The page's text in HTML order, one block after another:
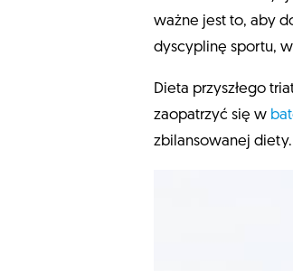
ważne jest to, aby
dyscyplinę sportu,
Dieta przyszłego
zaopatrzyć się w
zbilansowanej diety.